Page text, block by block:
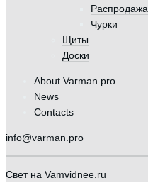
Распродажа
Чурки
Щиты
Доски
About Varman.pro
News
Contacts
info@varman.pro
Свет на Vamvidnee.ru